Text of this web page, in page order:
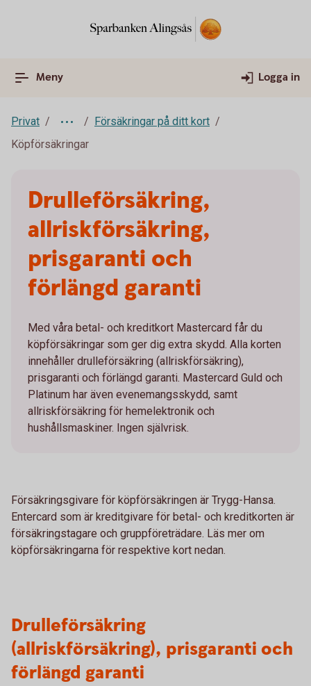
Meny Logga in
Privat
Försäkringar på ditt kort
Köpförsäkringar
Drulleförsäkring,
allriskförsäkring,
prisgaranti och
förlängd garanti
Med våra betal- och kreditkort Mastercard får du
köpförsäkringar som ger dig extra skydd. Alla korten
innehåller drulleförsäkring (allriskförsäkring),
prisgaranti och förlängd garanti. Mastercard Guld och
Platinum har även evenemangsskydd, samt
allriskförsäkring för hemelektronik och
hushållsmaskiner. Ingen självrisk.
Försäkringsgivare för köpförsäkringen är Trygg-Hansa.
Entercard som är kreditgivare för betal- och kreditkorten är
försäkringstagare och gruppföreträdare. Läs mer om
köpförsäkringarna för respektive kort nedan.
Drulleförsäkring
(allriskförsäkring), prisgaranti och
förlängd garanti